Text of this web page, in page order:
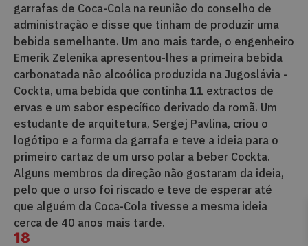
garrafas de Coca-Cola na reunião do conselho de
administração e disse que tinham de produzir uma
bebida semelhante. Um ano mais tarde, o engenheiro
Emerik Zelenika apresentou-lhes a primeira bebida
carbonatada não alcoólica produzida na Jugoslávia -
Cockta, uma bebida que continha 11 extractos de
ervas e um sabor específico derivado da romã. Um
estudante de arquitetura, Sergej Pavlina, criou o
logótipo e a forma da garrafa e teve a ideia para o
primeiro cartaz de um urso polar a beber Cockta.
Alguns membros da direção não gostaram da ideia,
pelo que o urso foi riscado e teve de esperar até
que alguém da Coca-Cola tivesse a mesma ideia
cerca de 40 anos mais tarde.
18